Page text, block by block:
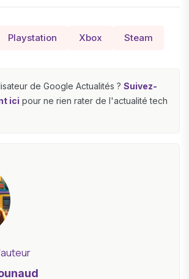
Playstation Xbox Steam
de Google Actualités ? Suivez-
ici pour ne rien rater de l'actualité tech